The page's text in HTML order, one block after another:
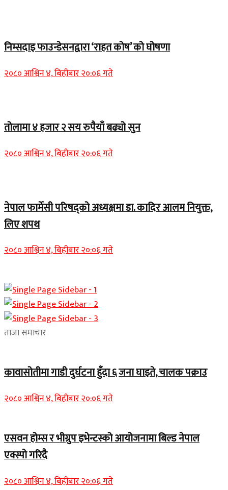
निम्सदाइ फाउन्डेसनद्वारा ‘राहत कोष’ को घोषणा
२०८० आश्विन ४, बिहीबार २०:०६ गते
तोलामा ४ हजार २ सय रुपैयाँ बढ्यो सुन
२०८० आश्विन ४, बिहीबार २०:०६ गते
नेपाल फार्मेसी परिषद्को अध्यक्षमा डा. कादिर आलम नियुक्त,
लिए शपथ
२०८० आश्विन ४, बिहीबार २०:०६ गते
ताजा समाचार
कावासोतीमा गाडी दुर्घटना हुँदा ६ जना घाइते, चालक पक्राउ
२०८० आश्विन ४, बिहीबार २०:०६ गते
एसवन होम्स र भीग्रुप इभेन्टस्को आयोजनामा बिल्ड नेपाल
एक्स्पो गरिदै
२०८० आश्विन ४, बिहीबार २०:०६ गते